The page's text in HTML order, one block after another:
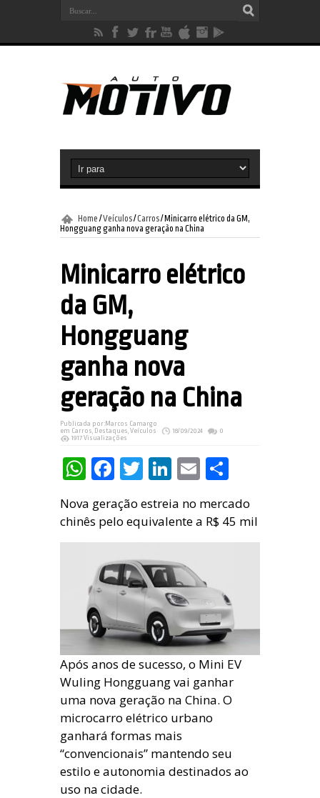
Home /Veículos/Carros/ Minicarro elétrico da GM,
Hongguang ganha nova geração na China
Minicarro elétrico
da GM,
Hongguang
ganha nova
geração na China
Publicada por: Marcos Camargo
em Carros, Destaques, Veículos 18/09/2024
0
1917 Visualizações
WhatsApp
Facebook
Twitter
LinkedIn
Email
Nova geração estreia no mercado
chinês pelo equivalente a R$ 45 mil
Após anos de sucesso, o Mini EV
Wuling Hongguang vai ganhar
uma nova geração na China. O
microcarro elétrico urbano
ganhará formas mais
“convencionais” mantendo seu
estilo e autonomia destinados ao
uso na cidade.